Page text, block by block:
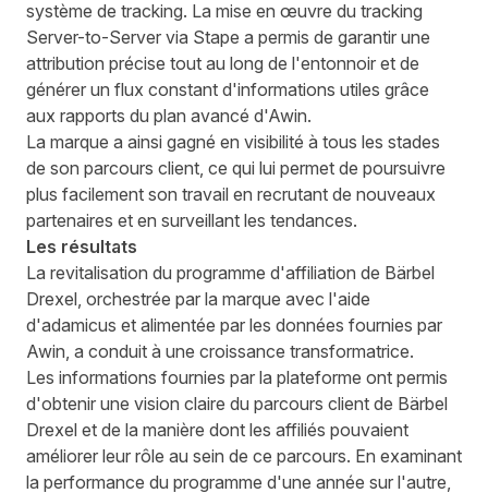
système de tracking. La mise en œuvre du tracking
Server-to-Server via Stape a permis de garantir une
attribution précise tout au long de l'entonnoir et de
générer un flux constant d'informations utiles grâce
aux rapports du plan avancé d'Awin.
La marque a ainsi gagné en visibilité à tous les stades
de son parcours client, ce qui lui permet de poursuivre
plus facilement son travail en recrutant de nouveaux
partenaires et en surveillant les tendances.
Les résultats
La revitalisation du programme d'affiliation de Bärbel
Drexel, orchestrée par la marque avec l'aide
d'adamicus et alimentée par les données fournies par
Awin, a conduit à une croissance transformatrice.
Les informations fournies par la plateforme ont permis
d'obtenir une vision claire du parcours client de Bärbel
Drexel et de la manière dont les affiliés pouvaient
améliorer leur rôle au sein de ce parcours. En examinant
la performance du programme d'une année sur l'autre,